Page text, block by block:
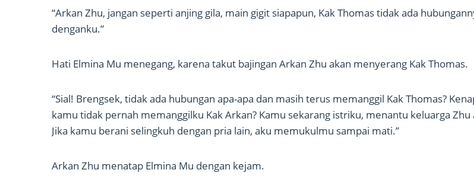
“Arkan Zhu, jangan seperti anjing gila, main gigit siapapun, Kak Thomas tidak ada
denganku.”
Hati Elmina Mu menegang, karena takut bajingan Arkan Zhu akan menyerang Kak Thomas.
“Sial! Brengsek, tidak ada hubungan apa-apa dan masih terus memanggil Kak Thomas?
kamu tidak pernah memanggilku Kak Arkan? Kamu sekarang istriku, menantu keluarga Zhu
Jika kamu berani selingkuh dengan pria lain, aku memukulmu sampai mati.”
Arkan Zhu menatap Elmina Mu dengan kejam.